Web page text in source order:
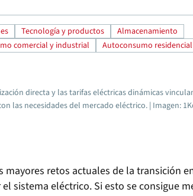
Tecnología y productos
Almacenamiento
comercial y industrial
Autoconsumo residencial
directa y las tarifas eléctricas dinámicas
las necesidades del mercado eléctrico. | Imagen:
mayores retos actuales de la transición
sistema eléctrico. Si esto se consigue